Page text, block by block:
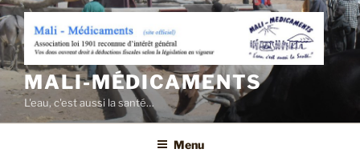
Aller
au
contenu
principal
MALI-MÉDICAMENTS
L'eau, c'est aussi la santé…
Menu